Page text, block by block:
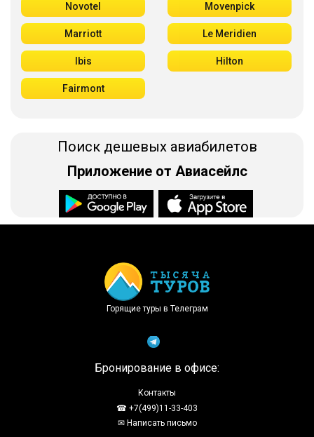
Novotel Movenpick
Marriott Le Meridien
Ibis Hilton
Fairmont
Поиск дешевых авиабилетов
Приложение от Авиасейлс
Горящие туры в Телеграм
Бронирование в офисе:
Контакты
☎ +7(499)11-33-403
✉ Написать письмо